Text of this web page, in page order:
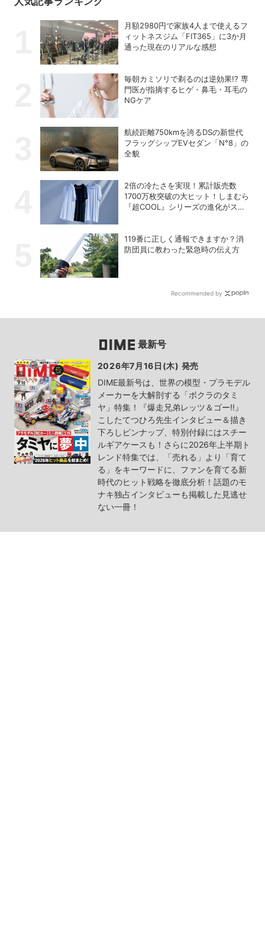
月額2980円で家族4人まで使えるフ
ィットネスジム「FIT365」に3か月
通った現在のリアルな感想
毎朝カミソリで剃るのは逆効果!? 専
門医が指摘するヒゲ・鼻毛・耳毛の
NGケア
航続距離750kmを誇るDSの新世代
フラッグシップEVセダン「N°8」の
全貌
2倍の冷たさを実現！累計販売数
1700万枚突破の大ヒット！しまむら
『超COOL』シリーズの進化がスゴ
119番に正しく通報できますか？消
防団員に教わった緊急時の伝え方
Recommended by
最新号
2026年7月16日(木) 発売
DIME最新号は、世界の模型・プラモデル
メーカーを大解剖する「ボクラのタミ
ヤ」特集！『爆走兄弟レッツ＆ゴー!!』
こしたてつひろ先生インタビュー＆描き
下ろしピンナップ、特別付録にはスチー
ルギアケースも！さらに2026年上半期ト
レンド特集では、「売れる」より「育て
る」をキーワードに、ファンを育てる新
時代のヒット戦略を徹底分析！話題のモ
ナキ独占インタビューも掲載した見逃せ
ない一冊！